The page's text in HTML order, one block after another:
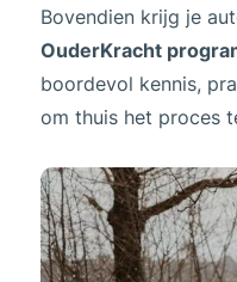
Bovendien krijg je
OuderKracht
boordevol kennis,
om thuis het proces